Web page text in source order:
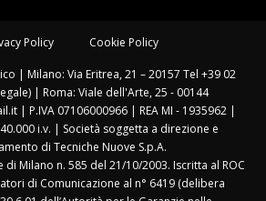
Policy Cookie Policy
| Milano: Via Eritrea, 21 – 20157 Tel +39 02
| Roma: Viale dell'Arte, 25 - 00144
| P.IVA 07106000966 | REA MI - 1935962 |
i.v. | Società soggetta a direzione e
di Tecniche Nuove S.p.A.
di Milano n. 585 del 21/10/2003. Iscritta al ROC
di Comunicazione al n° 6419 (delibera